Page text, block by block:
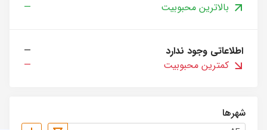
بالاترین محبوبیت
—
اطلاعاتی وجود ندارد
—
کمترین محبوبیت
—
شهرها